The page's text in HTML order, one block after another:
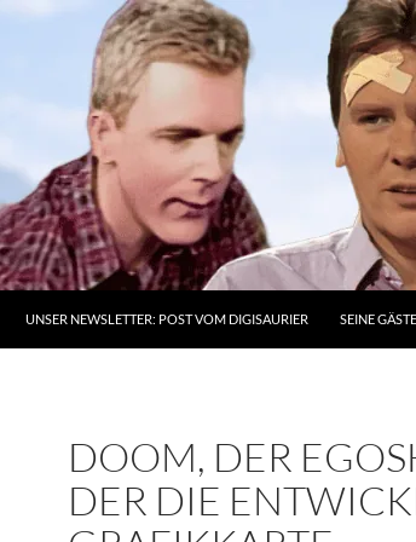
UNSER NEWSLETTER: POST VOM DIGISAURIER SEINE GÄSTE
DOOM, DER
DER DIE